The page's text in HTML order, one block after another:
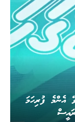
އެންމެ ފުރިހަމަ